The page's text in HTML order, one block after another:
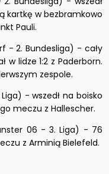
kartkę w bezbramkowo
Pauli.
- 2. Bundesliga) - cały
w lidze 1:2 z Paderborn.
zespole.
- wszedł na boisko
meczu z Hallescher.
06 - 3. Liga) - 76
z Arminią Bielefeld.